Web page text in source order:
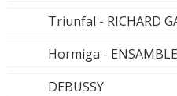
Triunfal - RICHARD
Hormiga -
DEBUSSY